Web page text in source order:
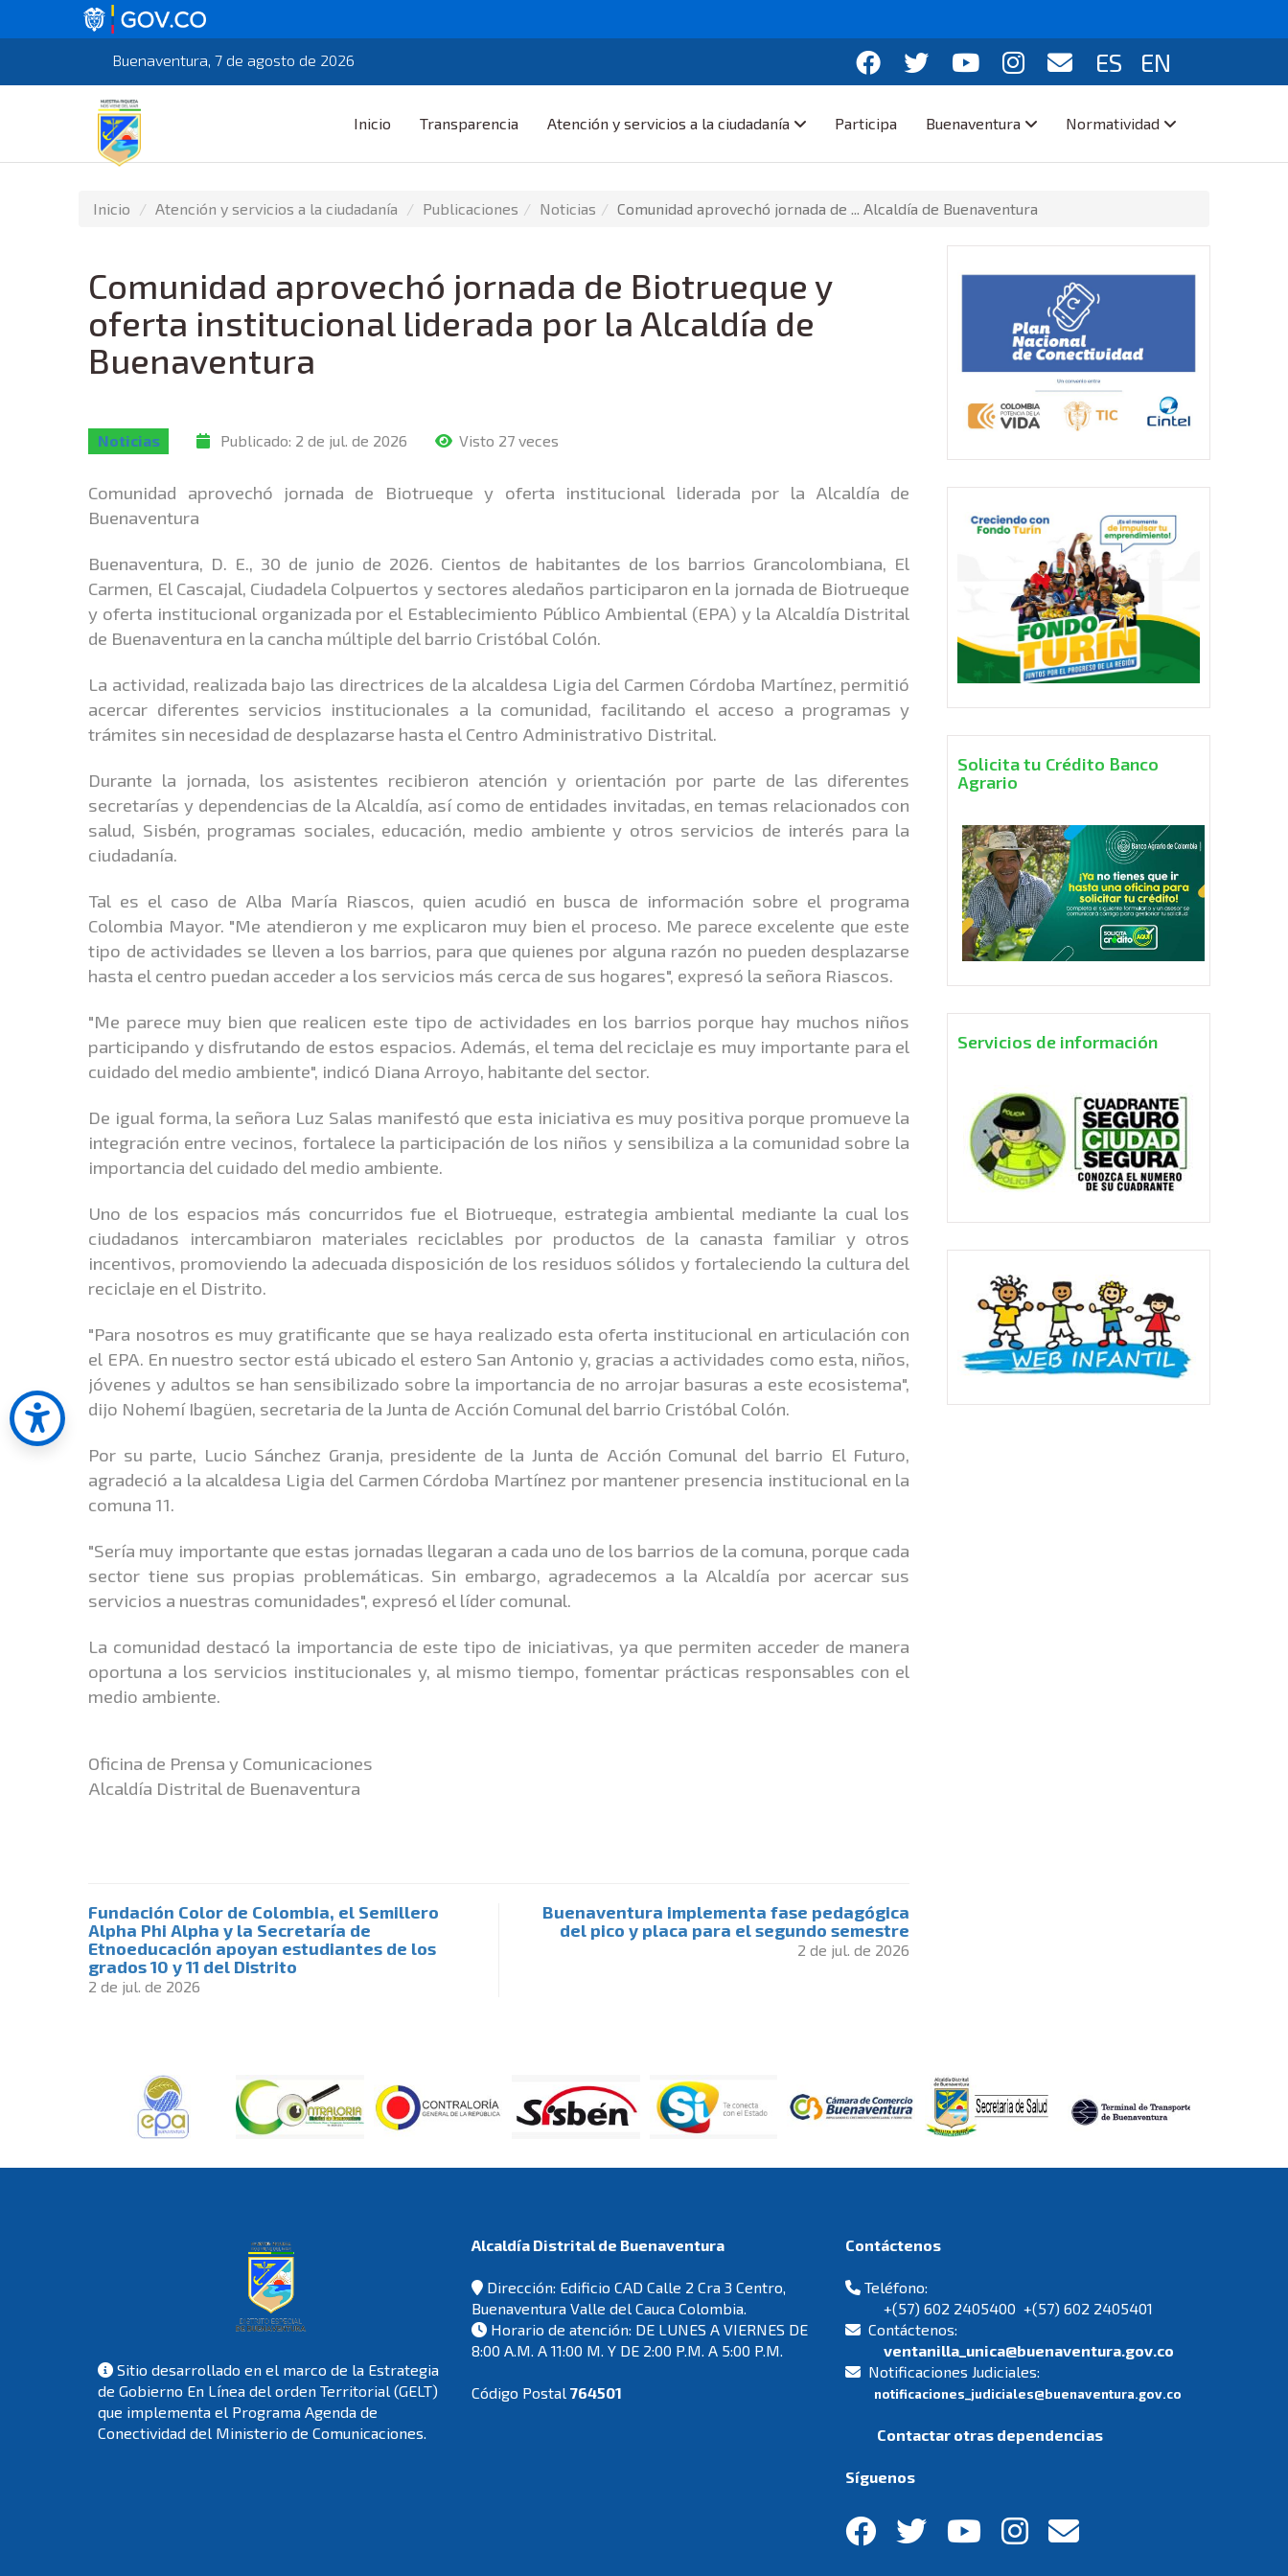
Buenaventura, 7 de agosto de 2026 ES EN
Inicio Transparencia Atención y servicios a la ciudadanía Participa Buenaventura Normatividad
Inicio Atención y servicios a la ciudadanía Publicaciones Noticias Comunidad aprovechó jornada de ... Alcaldía de Buenaventura
Comunidad aprovechó jornada de Biotrueque y
oferta institucional liderada por la Alcaldía de
Buenaventura
Noticias Publicado: 2 de jul. de 2026 Visto 27 veces
Comunidad aprovechó jornada de Biotrueque y oferta institucional liderada por la Alcaldía de
Buenaventura
Buenaventura, D. E., 30 de junio de 2026. Cientos de habitantes de los barrios Grancolombiana, El
Carmen, El Cascajal, Ciudadela Colpuertos y sectores aledaños participaron en la jornada de Biotrueque
y oferta institucional organizada por el Establecimiento Público Ambiental (EPA) y la Alcaldía Distrital
de Buenaventura en la cancha múltiple del barrio Cristóbal Colón.
La actividad, realizada bajo las directrices de la alcaldesa Ligia del Carmen Córdoba Martínez, permitió
acercar diferentes servicios institucionales a la comunidad, facilitando el acceso a programas y
trámites sin necesidad de desplazarse hasta el Centro Administrativo Distrital.
Durante la jornada, los asistentes recibieron atención y orientación por parte de las diferentes
secretarías y dependencias de la Alcaldía, así como de entidades invitadas, en temas relacionados con
salud, Sisbén, programas sociales, educación, medio ambiente y otros servicios de interés para la
ciudadanía.
Tal es el caso de Alba María Riascos, quien acudió en busca de información sobre el programa
Colombia Mayor. "Me atendieron y me explicaron muy bien el proceso. Me parece excelente que este
tipo de actividades se lleven a los barrios, para que quienes por alguna razón no pueden desplazarse
hasta el centro puedan acceder a los servicios más cerca de sus hogares", expresó la señora Riascos.
"Me parece muy bien que realicen este tipo de actividades en los barrios porque hay muchos niños
participando y disfrutando de estos espacios. Además, el tema del reciclaje es muy importante para el
cuidado del medio ambiente", indicó Diana Arroyo, habitante del sector.
De igual forma, la señora Luz Salas manifestó que esta iniciativa es muy positiva porque promueve la
integración entre vecinos, fortalece la participación de los niños y sensibiliza a la comunidad sobre la
importancia del cuidado del medio ambiente.
Uno de los espacios más concurridos fue el Biotrueque, estrategia ambiental mediante la cual los
ciudadanos intercambiaron materiales reciclables por productos de la canasta familiar y otros
incentivos, promoviendo la adecuada disposición de los residuos sólidos y fortaleciendo la cultura del
reciclaje en el Distrito.
"Para nosotros es muy gratificante que se haya realizado esta oferta institucional en articulación con
el EPA. En nuestro sector está ubicado el estero San Antonio y, gracias a actividades como esta, niños,
jóvenes y adultos se han sensibilizado sobre la importancia de no arrojar basuras a este ecosistema",
dijo Nohemí Ibagüen, secretaria de la Junta de Acción Comunal del barrio Cristóbal Colón.
Por su parte, Lucio Sánchez Granja, presidente de la Junta de Acción Comunal del barrio El Futuro,
agradeció a la alcaldesa Ligia del Carmen Córdoba Martínez por mantener presencia institucional en la
comuna 11.
"Sería muy importante que estas jornadas llegaran a cada uno de los barrios de la comuna, porque cada
sector tiene sus propias problemáticas. Sin embargo, agradecemos a la Alcaldía por acercar sus
servicios a nuestras comunidades", expresó el líder comunal.
La comunidad destacó la importancia de este tipo de iniciativas, ya que permiten acceder de manera
oportuna a los servicios institucionales y, al mismo tiempo, fomentar prácticas responsables con el
medio ambiente.
Oficina de Prensa y Comunicaciones
Alcaldía Distrital de Buenaventura
Fundación Color de Colombia, el Semillero
Alpha Phi Alpha y la Secretaría de
Etnoeducación apoyan estudiantes de los
grados 10 y 11 del Distrito
2 de jul. de 2026
Buenaventura implementa fase pedagógica
del pico y placa para el segundo semestre
2 de jul. de 2026
Solicita tu Crédito Banco
Agrario
Servicios de información
Sitio desarrollado en el marco de la Estrategia
de Gobierno En Línea del orden Territorial (GELT)
que implementa el Programa Agenda de
Conectividad del Ministerio de Comunicaciones.
Alcaldía Distrital de Buenaventura
Dirección: Edificio CAD Calle 2 Cra 3 Centro,
Buenaventura Valle del Cauca Colombia.
Horario de atención: DE LUNES A VIERNES DE
8:00 A.M. A 11:00 M. Y DE 2:00 P.M. A 5:00 P.M.
Código Postal 764501
Contáctenos
Teléfono:
+(57) 602 2405400 +(57) 602 2405401
Contáctenos:
ventanilla_unica@buenaventura.gov.co
Notificaciones Judiciales:
notificaciones_judiciales@buenaventura.gov.co
Contactar otras dependencias
Síguenos